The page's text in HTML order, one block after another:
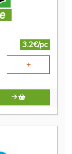
3.2€/pc
+